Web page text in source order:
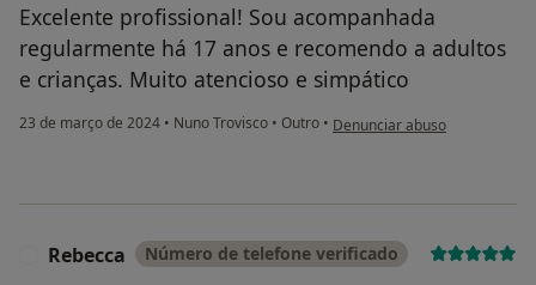
Excelente profissional! Sou acompanhada
regularmente há 17 anos e recomendo a adultos
e crianças. Muito atencioso e simpático
23 de março de 2024 • Nuno Trovisco • Outro • na opinião do utilizador
Denunciar abuso
Rebecca Número de telefone verificado